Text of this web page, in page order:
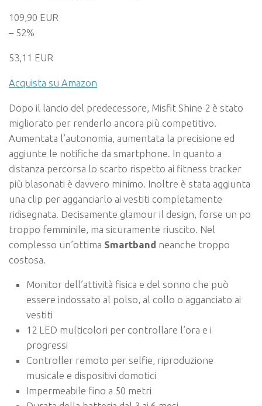
109,90 EUR
– 52%
53,11 EUR
Acquista su Amazon
Dopo il lancio del predecessore, Misfit Shine 2 è stato
migliorato per renderlo ancora più competitivo.
Aumentata l’autonomia, aumentata la precisione ed
aggiunte le notifiche da smartphone. In quanto a
distanza percorsa lo scarto rispetto ai fitness tracker
più blasonati è davvero minimo. Inoltre è stata aggiunta
una clip per agganciarlo ai vestiti completamente
ridisegnata. Decisamente glamour il design, forse un po
troppo femminile, ma sicuramente riuscito. Nel
complesso un’ottima Smartband neanche troppo
costosa.
Monitor dell’attività fisica e del sonno che può
essere indossato al polso, al collo o agganciato ai
vestiti
12 LED multicolori per controllare l’ora e i
progressi
Controller remoto per selfie, riproduzione
musicale e dispositivi domotici
Impermeabile fino a 50 metri